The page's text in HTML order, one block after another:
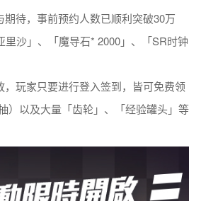
待，事前预约人数已顺利突破30万
沙」、「魔导石* 2000」、「SR时钟
玩家只要进行登入签到，皆可免费领
）以及大量「齿轮」、「经验罐头」等